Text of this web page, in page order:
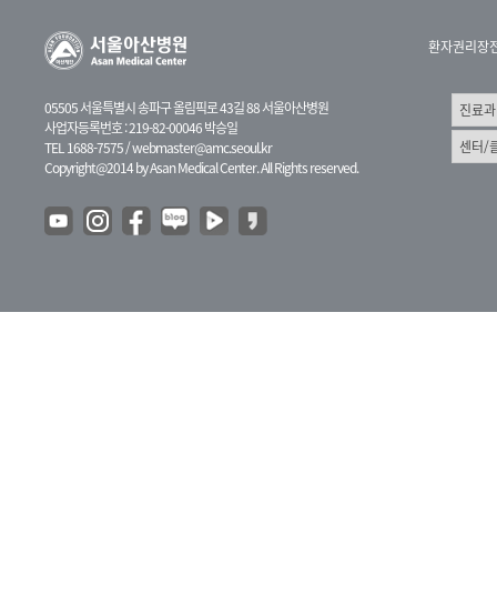
05505 서울특별시 송파구 올림픽로 43길 88 서울아산병원
사업자등록번호 : 219-82-00046 박승일
TEL 1688-7575 /webmaster@amc.seoul.kr
Copyright@2014 by Asan Medical Center. All Rights reserved.
환자권리장